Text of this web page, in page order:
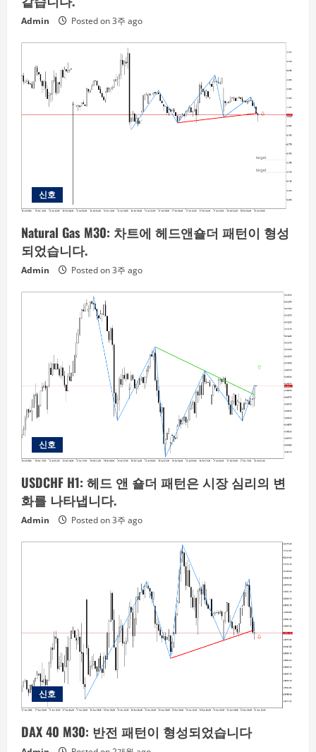
Admin Posted on 3주 ago
신호
Natural Gas M30: 차트에 헤드앤숄더 패턴이 형성
되었습니다.
Admin Posted on 3주 ago
신호
USDCHF H1: 헤드 앤 숄더 패턴은 시장 심리의 변
화를 나타냅니다.
Admin Posted on 3주 ago
신호
DAX 40 M30: 반전 패턴이 형성되었습니다